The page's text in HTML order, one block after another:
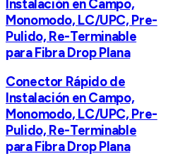
Instalación en Campo,
Monomodo, LC/UPC, Pre-
Pulido, Re-Terminable
para Fibra Drop Plana
Conector Rápido de
Instalación en Campo,
Monomodo, LC/UPC, Pre-
Pulido, Re-Terminable
para Fibra Drop Plana